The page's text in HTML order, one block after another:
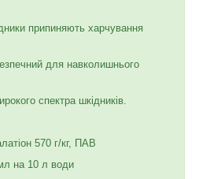
припиняють харчування
для навколишнього
спектра шкідників.
570 г/кг, ПАВ
на 10 л води